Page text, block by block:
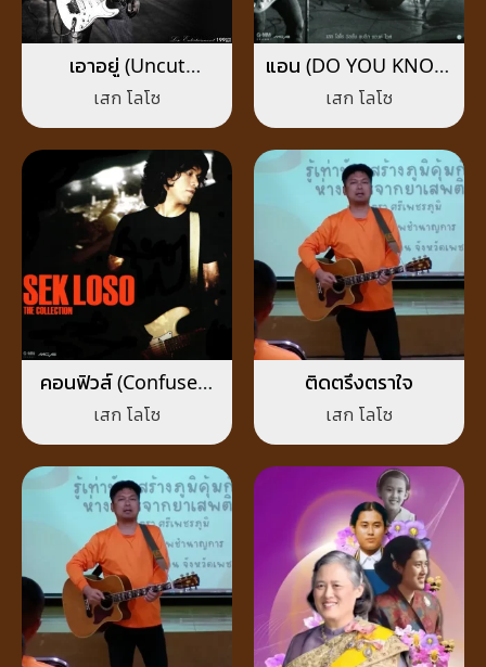
เอาอยู่ (Uncut
Version)
เสก โลโซ
แอน (DO YOU KNOW
WHAT I MEAN?)
เสก โลโซ
คอนฟิวส์ (Confused)
ซะ
เสก โลโซ
ติดตรึงตราใจ
เสก โลโซ